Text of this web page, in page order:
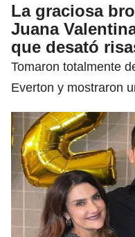
La graciosa
Juana
que desató
Tomaron totalmente
Everton y mostraron